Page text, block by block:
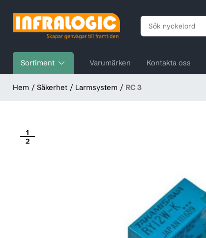
Sortiment Varumärken Kontakta oss
Hem Säkerhet Larmsystem RC 3
1
2